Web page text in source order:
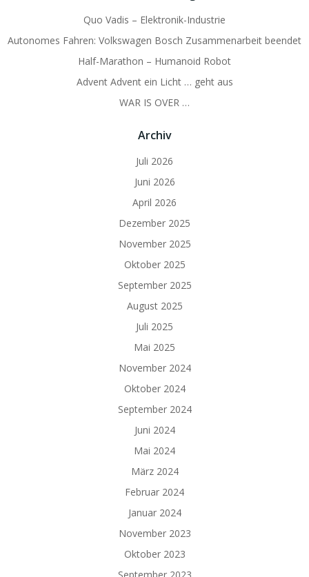
Quo Vadis – Elektronik-Industrie
Autonomes Fahren: Volkswagen Bosch Zusammenarbeit beendet
Half-Marathon – Humanoid Robot
Advent Advent ein Licht … geht aus
WAR IS OVER …
Archiv
Juli 2026
Juni 2026
April 2026
Dezember 2025
November 2025
Oktober 2025
September 2025
August 2025
Juli 2025
Mai 2025
November 2024
Oktober 2024
September 2024
Juni 2024
Mai 2024
März 2024
Februar 2024
Januar 2024
November 2023
Oktober 2023